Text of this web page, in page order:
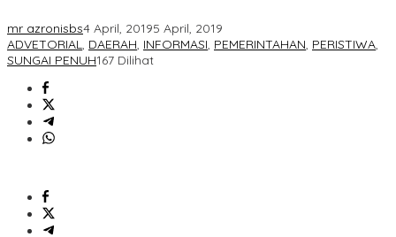
mr azronisbs4 April, 20195 April, 2019
ADVETORIAL, DAERAH, INFORMASI, PEMERINTAHAN, PERISTIWA,
SUNGAI PENUH167 Dilihat